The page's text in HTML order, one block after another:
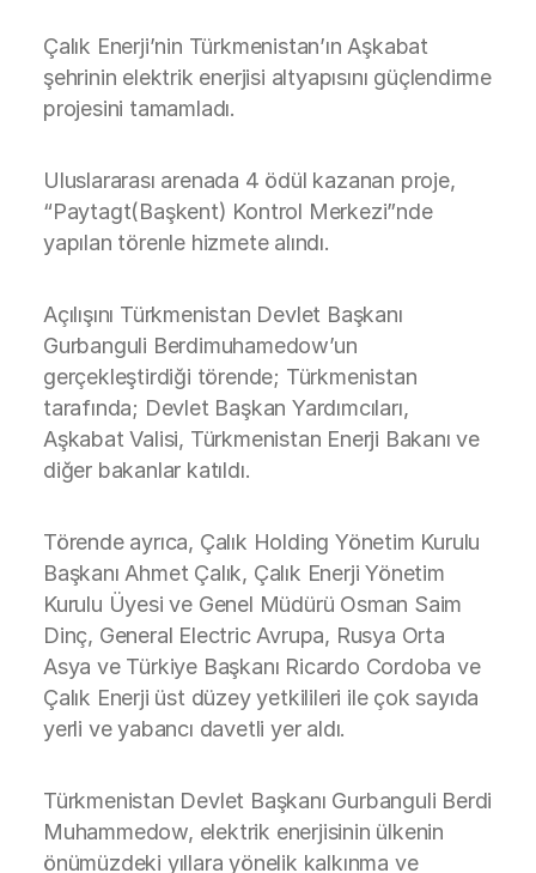
Çalık Enerji’nin Türkmenistan’ın Aşkabat
şehrinin elektrik enerjisi altyapısını güçlendirme
projesini tamamladı.
Uluslararası arenada 4 ödül kazanan proje,
“Paytagt(Başkent) Kontrol Merkezi”nde
yapılan törenle hizmete alındı.
Açılışını Türkmenistan Devlet Başkanı
Gurbanguli Berdimuhamedow’un
gerçekleştirdiği törende; Türkmenistan
tarafında; Devlet Başkan Yardımcıları,
Aşkabat Valisi, Türkmenistan Enerji Bakanı ve
diğer bakanlar katıldı.
Törende ayrıca, Çalık Holding Yönetim Kurulu
Başkanı Ahmet Çalık, Çalık Enerji Yönetim
Kurulu Üyesi ve Genel Müdürü Osman Saim
Dinç, General Electric Avrupa, Rusya Orta
Asya ve Türkiye Başkanı Ricardo Cordoba ve
Çalık Enerji üst düzey yetkilileri ile çok sayıda
yerli ve yabancı davetli yer aldı.
Türkmenistan Devlet Başkanı Gurbanguli Berdi
Muhammedow, elektrik enerjisinin ülkenin
önümüzdeki yıllara yönelik kalkınma ve